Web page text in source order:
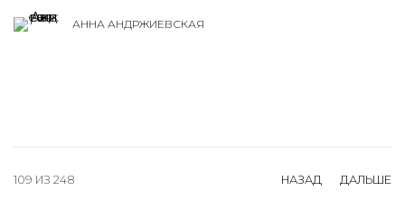
АННА АНДРЖИЕВСКАЯ
НАЗАД ДАЛЬШЕ
109 ИЗ 248